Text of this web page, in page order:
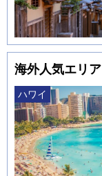
海外人気エリア
ハワイ